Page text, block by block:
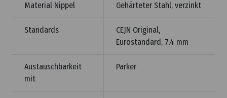
Material Nippel Gehärteter Stahl, verzinkt
Standards
CEJN Original,
Eurostandard, 7.4 mm
Austauschbarkeit
mit
Parker